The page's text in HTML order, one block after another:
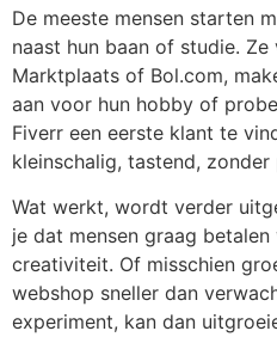
De meeste mensen starten
naast hun baan of studie.
Marktplaats of Bol.com,
aan voor hun hobby of
Fiverr een eerste klant te
kleinschalig, tastend, zonder
Wat werkt, wordt verder
je dat mensen graag
creativiteit. Of misschien
webshop sneller dan
experiment, kan dan